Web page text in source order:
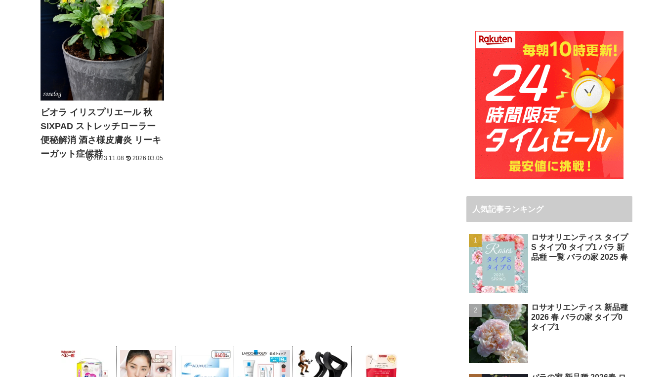
ビオラ イリスプリエール 秋
SIXPAD ストレッチローラー
便秘解消 酒さ様皮膚炎 リーキ
ーガット症候群2023.11.08 2026.03.05
人気記事ランキング
ロサオリエンティス タイプ
S タイプ0 タイプ1 バラ 新
品種 一覧 バラの家 2025 春
ロサオリエンティス 新品種
2026 春 バラの家 タイプ0
タイプ1